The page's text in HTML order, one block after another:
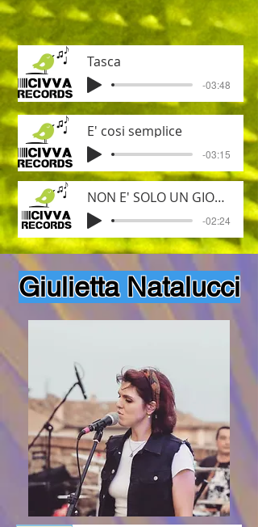
Tasca
-03:48
E' cosi semplice
-03:15
NON E' SOLO UN GIOCO
-02:24
Giulietta Natalucci